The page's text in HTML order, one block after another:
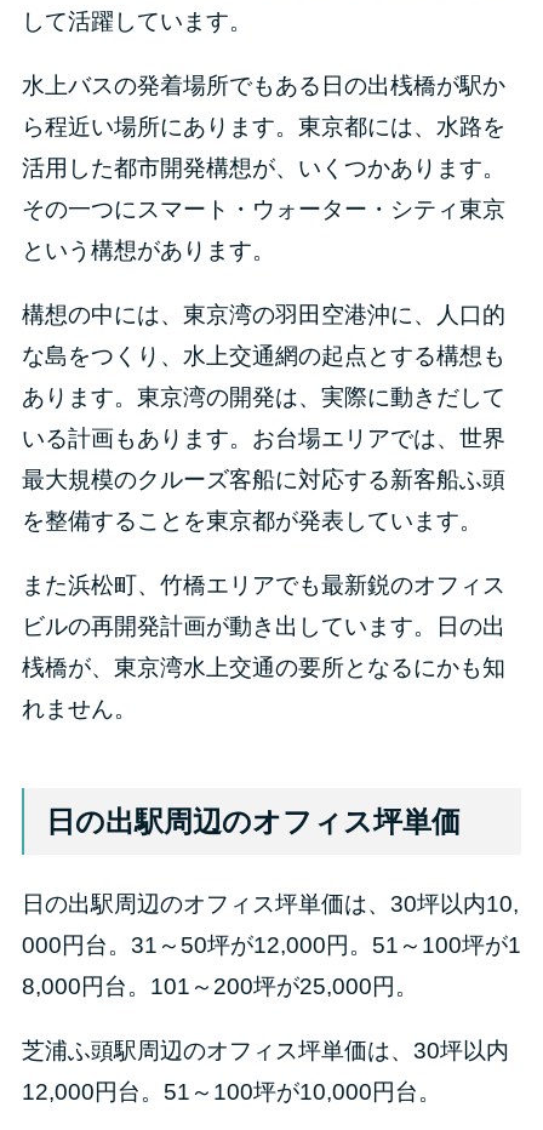
して活躍しています。
水上バスの発着場所でもある日の出桟橋が駅か
ら程近い場所にあります。東京都には、水路を
活用した都市開発構想が、いくつかあります。
その一つにスマート・ウォーター・シティ東京
という構想があります。
構想の中には、東京湾の羽田空港沖に、人口的
な島をつくり、水上交通網の起点とする構想も
あります。東京湾の開発は、実際に動きだして
いる計画もあります。お台場エリアでは、世界
最大規模のクルーズ客船に対応する新客船ふ頭
を整備することを東京都が発表しています。
また浜松町、竹橋エリアでも最新鋭のオフィス
ビルの再開発計画が動き出しています。日の出
桟橋が、東京湾水上交通の要所となるにかも知
れません。
日の出駅周辺のオフィス坪単価
日の出駅周辺のオフィス坪単価は、30坪以内10,
000円台。31～50坪が12,000円。51～100坪が1
8,000円台。101～200坪が25,000円。
芝浦ふ頭駅周辺のオフィス坪単価は、30坪以内
12,000円台。51～100坪が10,000円台。